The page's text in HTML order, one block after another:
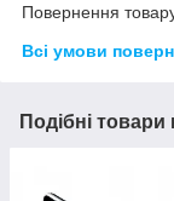
Повернення
Всі умови
Подібні товари